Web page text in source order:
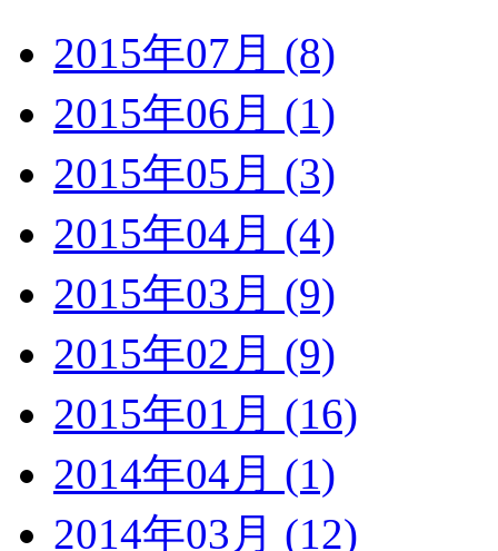
2015年07月 (8)
2015年06月 (1)
2015年05月 (3)
2015年04月 (4)
2015年03月 (9)
2015年02月 (9)
2015年01月 (16)
2014年04月 (1)
2014年03月 (12)